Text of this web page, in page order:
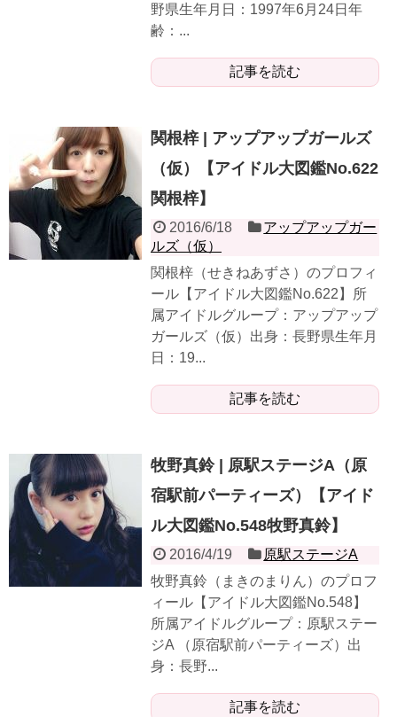
野県生年月日：1997年6月24日年
齢：...
記事を読む
関根梓 | アップアップガールズ
（仮）【アイドル大図鑑No.622
関根梓】
2016/6/18
アップアップガー
ルズ（仮）
関根梓（せきねあずさ）のプロフィ
ール【アイドル大図鑑No.622】所
属アイドルグループ：アップアップ
ガールズ（仮）出身：長野県生年月
日：19...
記事を読む
牧野真鈴 | 原駅ステージA（原
宿駅前パーティーズ）【アイド
ル大図鑑No.548牧野真鈴】
2016/4/19
原駅ステージA
牧野真鈴（まきのまりん）のプロフ
ィール【アイドル大図鑑No.548】
所属アイドルグループ：原駅ステー
ジA （原宿駅前パーティーズ）出
身：長野...
記事を読む